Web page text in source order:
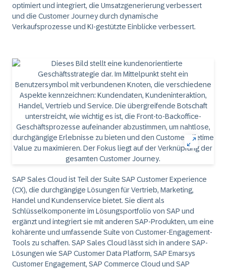
optimiert und integriert, die Umsatzgenerierung verbessert
und die Customer Journey durch dynamische
Verkaufsprozesse und KI-gestützte Einblicke verbessert.
SAP Sales Cloud ist Teil der Suite SAP Customer Experience
(CX), die durchgängige Lösungen für Vertrieb, Marketing,
Handel und Kundenservice bietet. Sie dient als
Schlüsselkomponente im Lösungsportfolio von SAP und
ergänzt und integriert sie mit anderen SAP-Produkten, um eine
kohärente und umfassende Suite von Customer-Engagement-
Tools zu schaffen. SAP Sales Cloud lässt sich in andere SAP-
Lösungen wie SAP Customer Data Platform, SAP Emarsys
Customer Engagement, SAP Commerce Cloud und SAP